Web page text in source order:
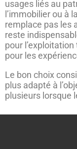
usages liés au
l’immobilier ou à
remplace pas les
reste
pour
pour les
Le bon choix
plus adapté à
plusieurs lorsque